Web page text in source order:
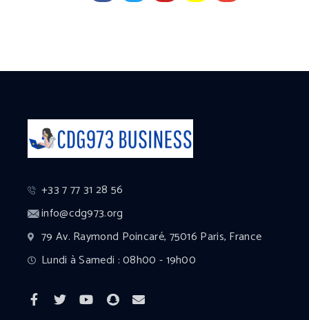
+33 7 77 31 28 56
info@cdg973.org
79 Av. Raymond Poincaré, 75016 Paris, France
Lundi à Samedi : 08h00 - 19h00